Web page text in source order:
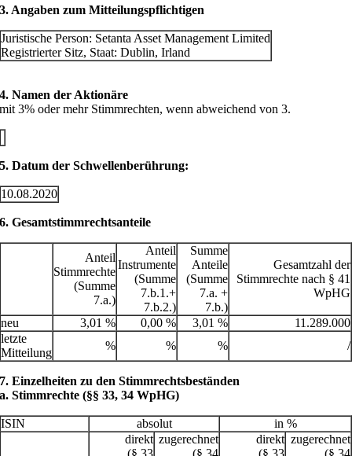
3. Angaben zum Mitteilungspflichtigen
Juristische Person: Setanta Asset Management Limited
Registrierter Sitz, Staat:Dublin,Irland
4. Namen der Aktionäre
mit 3% oder mehr Stimmrechten, wenn abweichend von 3.
5. Datum der Schwellenberührung:
10.08.2020
6. Gesamtstimmrechtsanteile
Anteil
Stimmrechte
(Summe
7.a.)
Anteil
Instrumente
(Summe
7.b.1.+
7.b.2.)
Summe
Anteile
(Summe
7.a. +
7.b.)
Gesamtzahl der
Stimmrechte nach § 41
WpHG
neu 3,01 % 0,00 % 3,01 %
11.289.000
letzte
Mitteilung
% % % /
7. Einzelheiten zu den Stimmrechtsbeständen
a. Stimmrechte (§§ 33, 34 WpHG)
ISIN absolut
in %
direkt
(§ 33
zugerechnet
(§ 34
direkt
(§ 33
zugerechnet
(§ 34